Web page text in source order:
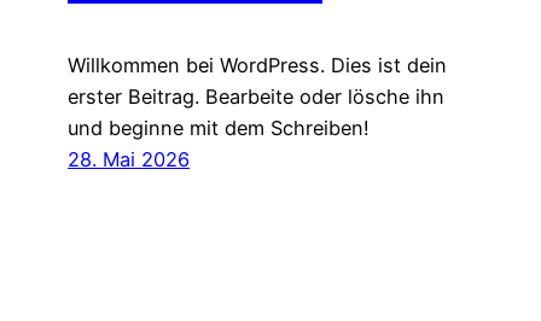
Willkommen bei WordPress. Dies ist dein
erster Beitrag. Bearbeite oder lösche ihn
und beginne mit dem Schreiben!
28. Mai 2026